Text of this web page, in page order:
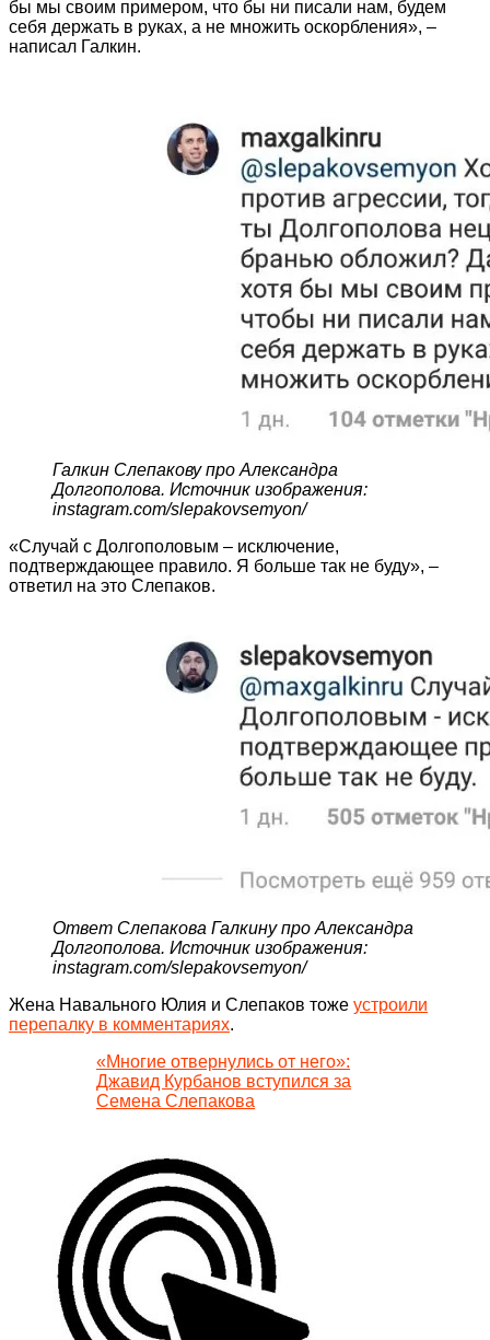
бы мы своим примером, что бы ни писали нам, будем
себя держать в руках, а не множить оскорбления», –
написал Галкин.
Галкин Слепакову про Александра
Долгополова. Источник изображения:
instagram.com/slepakovsemyon/
«Случай с Долгополовым – исключение,
подтверждающее правило. Я больше так не буду», –
ответил на это Слепаков.
Ответ Слепакова Галкину про Александра
Долгополова. Источник изображения:
instagram.com/slepakovsemyon/
Жена Навального Юлия и Слепаков тоже устроили
перепалку в комментариях.
«Многие отвернулись от него»:
Джавид Курбанов вступился за
Семена Слепакова